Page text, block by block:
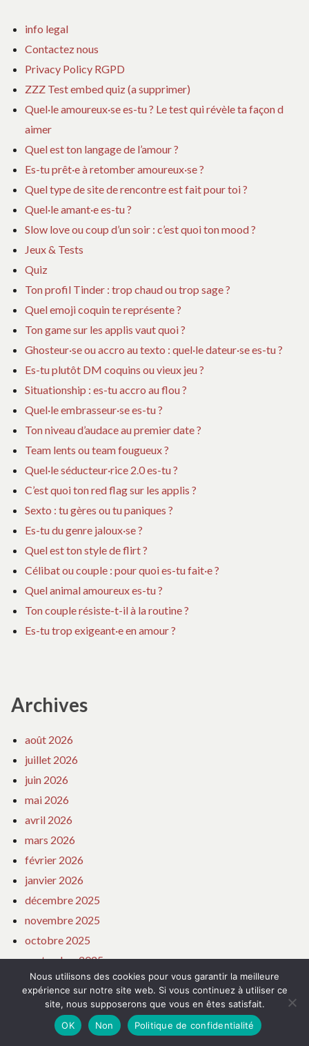
info legal
Contactez nous
Privacy Policy RGPD
ZZZ Test embed quiz (a supprimer)
Quel·le amoureux·se es-tu ? Le test qui révèle ta façon d
aimer
Quel est ton langage de l’amour ?
Es-tu prêt·e à retomber amoureux·se ?
Quel type de site de rencontre est fait pour toi ?
Quel·le amant·e es-tu ?
Slow love ou coup d’un soir : c’est quoi ton mood ?
Jeux & Tests
Quiz
Ton profil Tinder : trop chaud ou trop sage ?
Quel emoji coquin te représente ?
Ton game sur les applis vaut quoi ?
Ghosteur·se ou accro au texto : quel·le dateur·se es-tu ?
Es-tu plutôt DM coquins ou vieux jeu ?
Situationship : es-tu accro au flou ?
Quel·le embrasseur·se es-tu ?
Ton niveau d’audace au premier date ?
Team lents ou team fougueux ?
Quel·le séducteur·rice 2.0 es-tu ?
C’est quoi ton red flag sur les applis ?
Sexto : tu gères ou tu paniques ?
Es-tu du genre jaloux·se ?
Quel est ton style de flirt ?
Célibat ou couple : pour quoi es-tu fait·e ?
Quel animal amoureux es-tu ?
Ton couple résiste-t-il à la routine ?
Es-tu trop exigeant·e en amour ?
Archives
août 2026
juillet 2026
juin 2026
mai 2026
avril 2026
mars 2026
février 2026
janvier 2026
décembre 2025
novembre 2025
octobre 2025
septembre 2025
août 2025
juillet 2025
juin 2025
Nous utilisons des cookies pour vous garantir la meilleure
expérience sur notre site web. Si vous continuez à utiliser ce
site, nous supposerons que vous en êtes satisfait.
OK
Non Politique de confidentialité